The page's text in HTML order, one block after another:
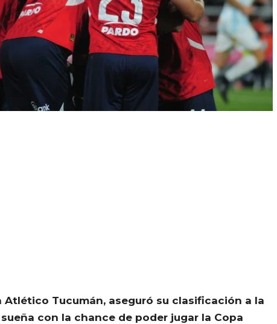
Atlético Tucumán, aseguró su clasificación a la
con la chance de poder jugar la Copa